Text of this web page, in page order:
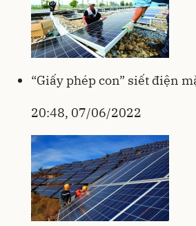
“Giấy phép con” siết điện
20:48, 07/06/2022